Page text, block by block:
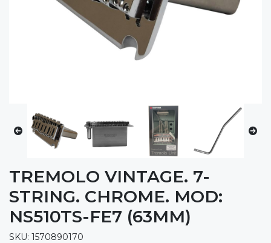
TREMOLO VINTAGE. 7-
STRING. CHROME. MOD:
NS510TS-FE7 (63MM)
SKU: 1570890170